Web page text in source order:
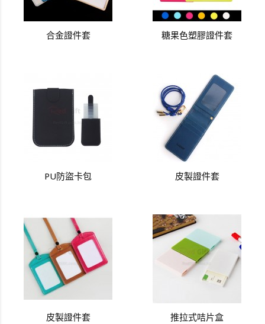
合金證件套 糖果色塑膠證件套
PU防盜卡包 皮製證件套
皮製證件套 推拉式咭片盒